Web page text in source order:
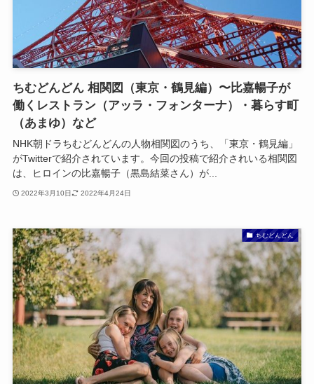
ちむどんどん 相関図（東京・鶴見編）〜比嘉暢子が
働くレストラン（アッラ・フォンターナ）・暮らす町
（あまゆ）など
NHK朝ドラちむどんどんの人物相関図のうち、「東京・鶴見編」
がTwitterで紹介されています。今回の投稿で紹介されいる相関図
は、ヒロインの比嘉暢子（黒島結菜さん）が...
2022年3月10日 2022年4月24日
ちむどんどん